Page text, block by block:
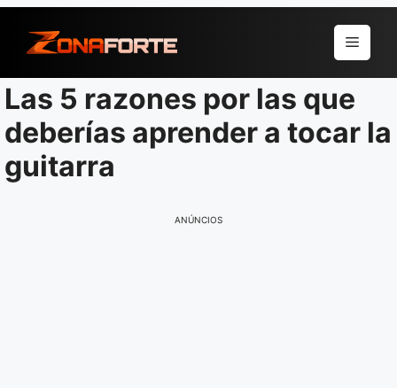
para
conteúdo
Menu
Las 5 razones por las que
deberías aprender a tocar la
guitarra
ANÚNCIOS